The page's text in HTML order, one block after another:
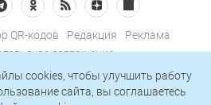
QR-кодов Редакция
Реклама
соглашение
конфиденциальности
на рассылку
cookies, чтобы улучшить работу
сайта, вы соглашаетесь